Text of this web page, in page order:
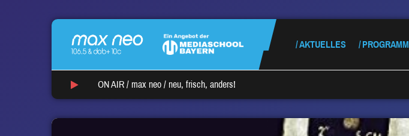
AKTUELLES PROGRAMM
ON AIR / max neo / neu, frisch, anders!